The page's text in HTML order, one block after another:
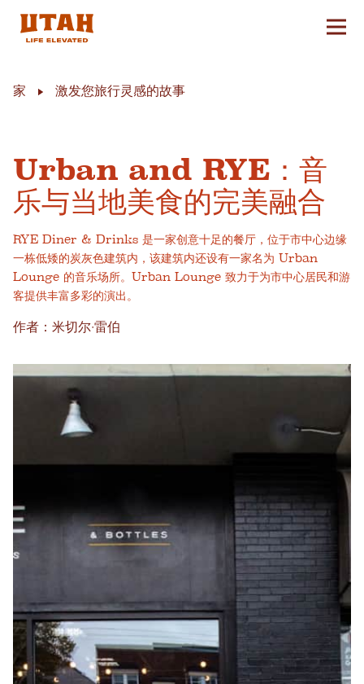
切换
家 激发您旅行灵感的故事
Urban and RYE：音
乐与当地美食的完美融合
RYE Diner & Drinks 是一家创意十足的餐厅，位于市中心边缘
一栋低矮的炭灰色建筑内，该建筑内还设有一家名为 Urban
Lounge 的音乐场所。Urban Lounge 致力于为市中心居民和游
客提供丰富多彩的演出。
作者：米切尔·雷伯